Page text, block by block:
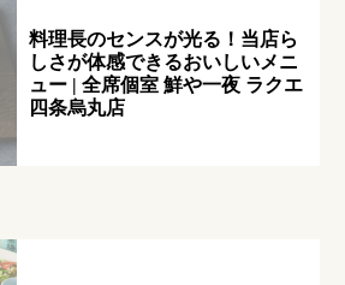
料理長のセンスが光る！当店ら
しさが体感できるおいしいメニ
ュー | 全席個室 鮮や一夜 ラクエ
四条烏丸店